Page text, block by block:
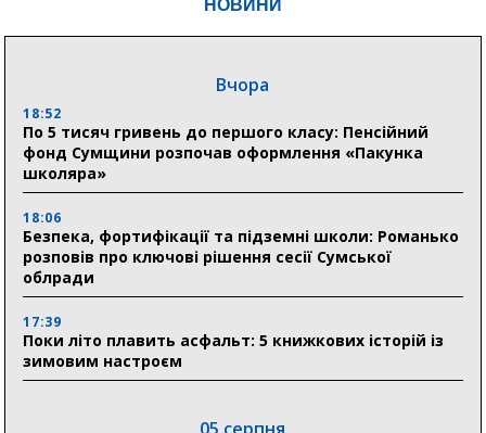
НОВИНИ
Вчора
18:52
По 5 тисяч гривень до першого класу: Пенсійний
фонд Сумщини розпочав оформлення «Пакунка
школяра»
18:06
Безпека, фортифікації та підземні школи: Романько
розповів про ключові рішення сесії Сумської
облради
17:39
Поки літо плавить асфальт: 5 книжкових історій із
зимовим настроєм